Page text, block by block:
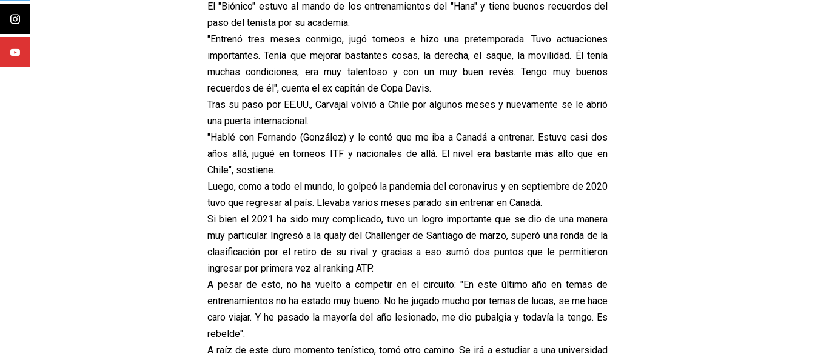
El "Biónico" estuvo al mando de los entrenamientos del "Hana" y tiene buenos recuerdos del
paso del tenista por su academia.
"Entrenó tres meses conmigo, jugó torneos e hizo una pretemporada. Tuvo actuaciones
importantes. Tenía que mejorar bastantes cosas, la derecha, el saque, la movilidad. Él tenía
muchas condiciones, era muy talentoso y con un muy buen revés. Tengo muy buenos
recuerdos de él", cuenta el ex capitán de Copa Davis.
Tras su paso por EE.UU., Carvajal volvió a Chile por algunos meses y nuevamente se le abrió
una puerta internacional.
"Hablé con Fernando (González) y le conté que me iba a Canadá a entrenar. Estuve casi dos
años allá, jugué en torneos ITF y nacionales de allá. El nivel era bastante más alto que en
Chile", sostiene.
Luego, como a todo el mundo, lo golpeó la pandemia del coronavirus y en septiembre de 2020
tuvo que regresar al país. Llevaba varios meses parado sin entrenar en Canadá.
Si bien el 2021 ha sido muy complicado, tuvo un logro importante que se dio de una manera
muy particular. Ingresó a la qualy del Challenger de Santiago de marzo, superó una ronda de la
clasificación por el retiro de su rival y gracias a eso sumó dos puntos que le permitieron
ingresar por primera vez al ranking ATP.
A pesar de esto, no ha vuelto a competir en el circuito: "En este último año en temas de
entrenamientos no ha estado muy bueno. No he jugado mucho por temas de lucas, se me hace
caro viajar. Y he pasado la mayoría del año lesionado, me dio pubalgia y todavía la tengo. Es
rebelde".
A raíz de este duro momento tenístico, tomó otro camino. Se irá a estudiar a una universidad